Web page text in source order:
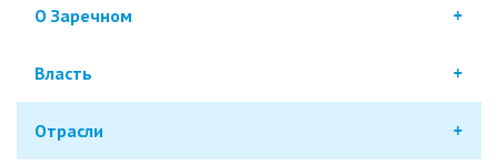
О Заречном
Власть
Отрасли